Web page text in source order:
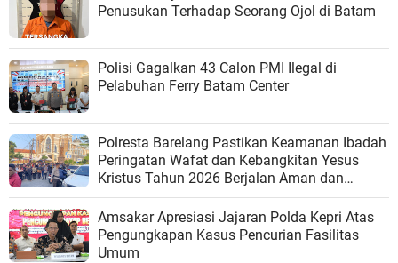
Penusukan Terhadap Seorang Ojol di Batam
Polisi Gagalkan 43 Calon PMI Ilegal di
Pelabuhan Ferry Batam Center
Polresta Barelang Pastikan Keamanan Ibadah
Peringatan Wafat dan Kebangkitan Yesus
Kristus Tahun 2026 Berjalan Aman dan
Kondusif
Amsakar Apresiasi Jajaran Polda Kepri Atas
Pengungkapan Kasus Pencurian Fasilitas
Umum